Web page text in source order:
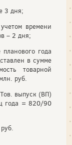
3 дня;
времени
– 2 дня;
года
в сумме
товарной
руб.
выпуск (ВП)
года = 820/90